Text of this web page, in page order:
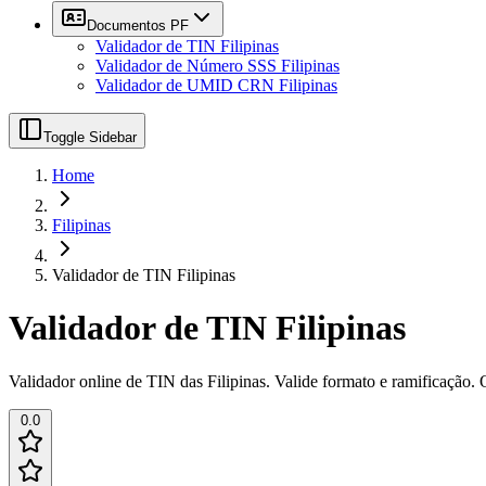
Documentos PF
Validador de TIN Filipinas
Validador de Número SSS Filipinas
Validador de UMID CRN Filipinas
Toggle Sidebar
Home
Filipinas
Validador de TIN Filipinas
Validador de TIN Filipinas
Validador online de TIN das Filipinas. Valide formato e ramificação.
0.0